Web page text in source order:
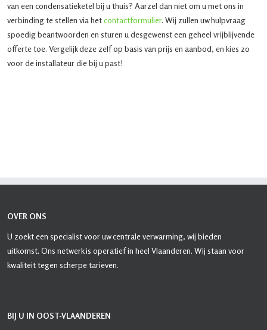
van een condensatieketel bij u thuis? Aarzel dan niet om u met ons in
verbinding te stellen via hetcontactformulier. Wij zullen uw hulpvraag
spoedig beantwoorden en sturen u desgewenst een geheel vrijblijvende
offerte toe. Vergelijk deze zelf op basis van prijs en aanbod, en kies zo
voor de installateur die bij u past!
OVER ONS
U zoekt een specialist voor uw centrale verwarming, wij bieden
uitkomst. Ons netwerk is operatief in heel Vlaanderen. Wij staan voor
kwaliteit tegen scherpe tarieven.
BIJ U IN OOST-VLAANDEREN